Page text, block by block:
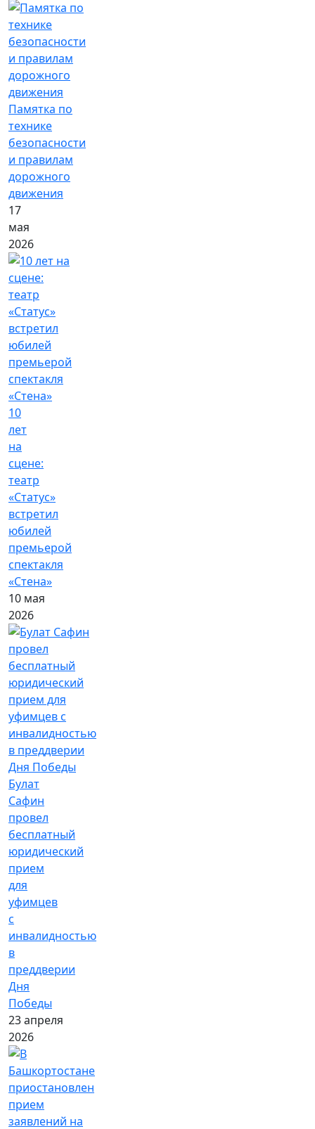
Памятка по
технике
безопасности
и правилам
дорожного
движения
17
мая
2026
10
лет
на
сцене:
театр
«Статус»
встретил
юбилей
премьерой
спектакля
«Стена»
10 мая
2026
Булат
Сафин
провел
бесплатный
юридический
прием
для
уфимцев
с
инвалидностью
в
преддверии
Дня
Победы
23 апреля
2026